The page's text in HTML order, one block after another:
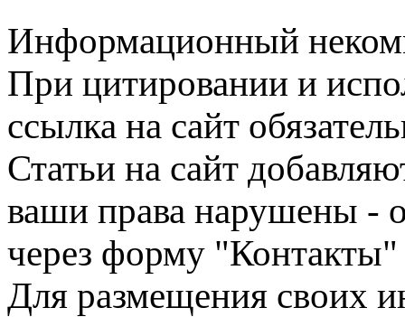
Информационный
При цитировании и
ссылка на сайт
Статьи на сайт
ваши права нарушены -
через форму "Контакты"
Для размещения своих